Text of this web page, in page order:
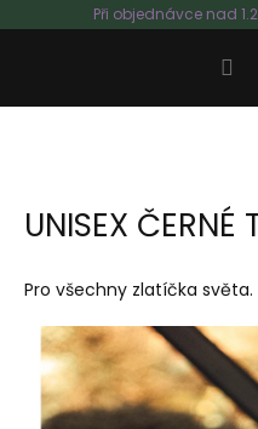
na
Při objednávce nad
UNISEX ČERNÉ
Pro všechny zlatíčka světa.